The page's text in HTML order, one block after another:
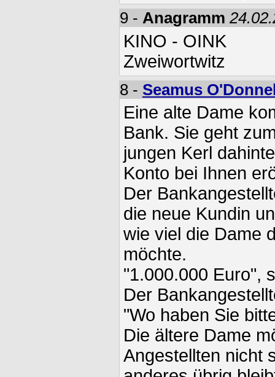
9 - Anagramm
KINO - OINK
Zweiwortwitz
8 - Seamus
Eine alte Dame
Bank. Sie geht
jungen Kerl
Konto bei Ihnen
Der
die neue Kundin
wie viel die Dame
möchte.
"1.000.000 Euro",
Der
"Wo haben Sie
Die ältere Dame
Angestellten nicht